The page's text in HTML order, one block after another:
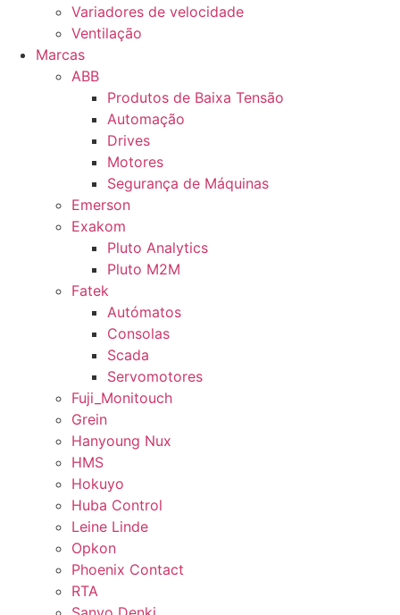
Variadores de velocidade
Ventilação
Marcas
ABB
Produtos de Baixa Tensão
Automação
Drives
Motores
Segurança de Máquinas
Emerson
Exakom
Pluto Analytics
Pluto M2M
Fatek
Autómatos
Consolas
Scada
Servomotores
Fuji_Monitouch
Grein
Hanyoung Nux
HMS
Hokuyo
Huba Control
Leine Linde
Opkon
Phoenix Contact
RTA